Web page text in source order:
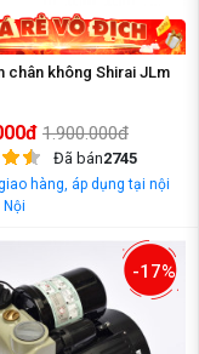
chân không Shirai JLm
1.900.000đ
Đã bán2745
hàng, áp dụng tại nội
-17%